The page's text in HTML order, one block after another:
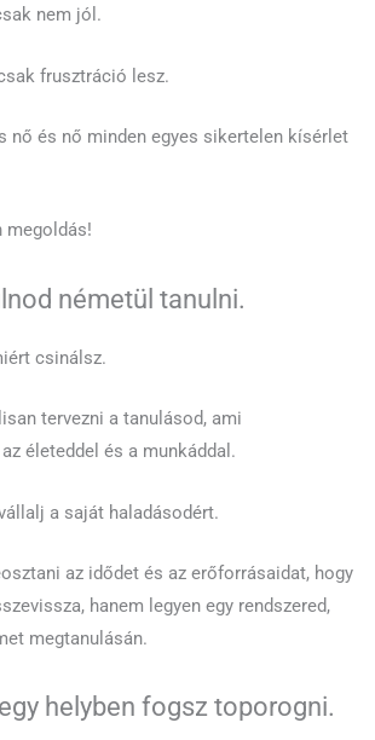
nem jól.
frusztráció lesz.
nő és nő minden egyes sikertelen kísérlet
megoldás!
németül tanulni.
csinálsz.
tervezni a tanulásod, ami
életeddel és a munkáddal.
a saját haladásodért.
az idődet és az erőforrásaidat, hogy
hanem legyen egy rendszered,
megtanulásán.
helyben fogsz toporogni.